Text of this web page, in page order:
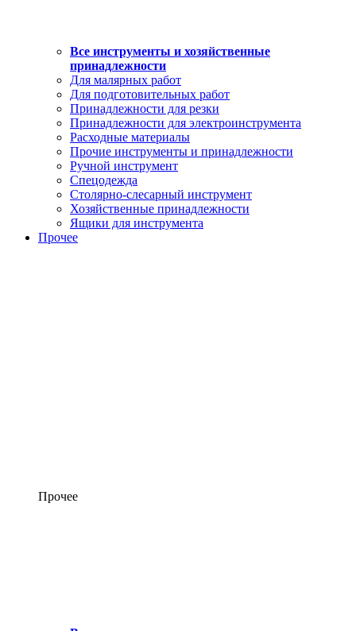
Все инструменты и хозяйственные
принадлежности
Для малярных работ
Для подготовительных работ
Принадлежности для резки
Принадлежности для электроинструмента
Расходные материалы
Прочие инструменты и принадлежности
Ручной инструмент
Спецодежда
Столярно-слесарный инструмент
Хозяйственные принадлежности
Ящики для инструмента
Прочее
Прочее